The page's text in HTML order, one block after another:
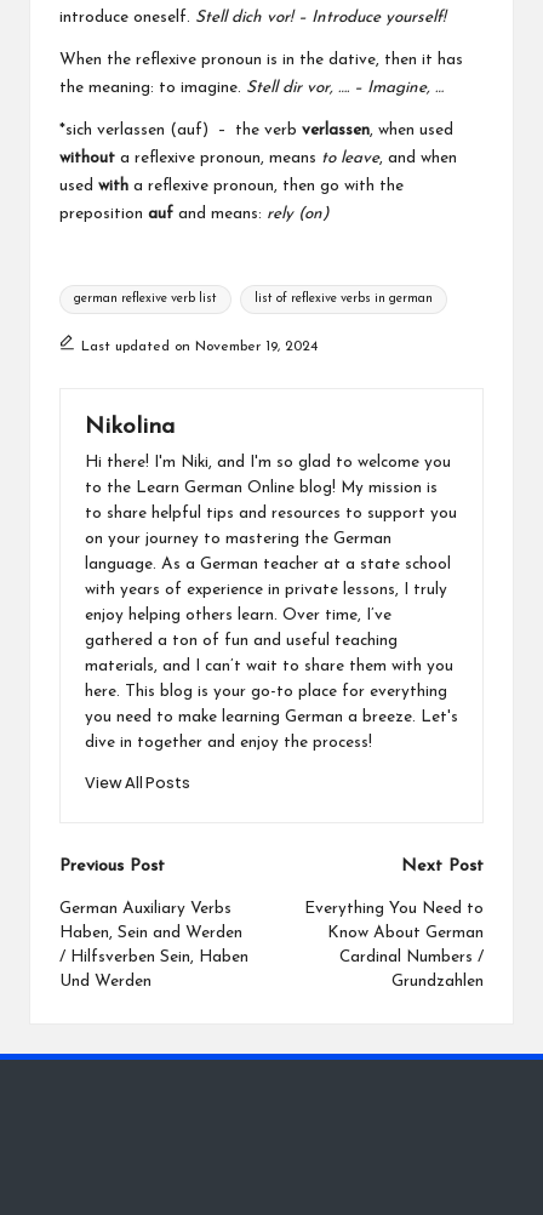
introduce oneself. Stell dich vor! – Introduce yourself!
When the reflexive pronoun is in the dative, then it has
the meaning: to imagine. Stell dir vor, …. – Imagine, …
*sich verlassen (auf) – the verb verlassen, when used
without a reflexive pronoun, means to leave, and when
used with a reflexive pronoun, then go with the
preposition auf and means: rely (on)
Tags:
german reflexive verb list list of reflexive verbs in german
Last updated on November 19, 2024
Nikolina
Hi there! I'm Niki, and I'm so glad to welcome you
to the Learn German Online blog! My mission is
to share helpful tips and resources to support you
on your journey to mastering the German
language. As a German teacher at a state school
with years of experience in private lessons, I truly
enjoy helping others learn. Over time, I’ve
gathered a ton of fun and useful teaching
materials, and I can’t wait to share them with you
here. This blog is your go-to place for everything
you need to make learning German a breeze. Let's
dive in together and enjoy the process!
View All Posts
Post
navigation
Previous Post
German Auxiliary Verbs
Haben, Sein and Werden
/ Hilfsverben Sein, Haben
Und Werden
Next Post
Everything You Need to
Know About German
Cardinal Numbers /
Grundzahlen